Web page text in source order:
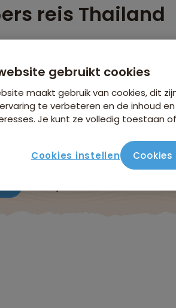
reis Thailand
€26,25 p.p. op basis van 2 personen
gebruikt cookies
maakt gebruik van cookies, dit
te verbeteren en de inhoud
Je kunt ze volledig toestaan
Cookies instellen